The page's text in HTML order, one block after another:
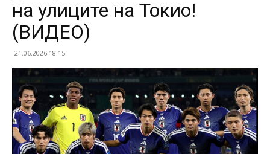
на улиците на Токио!
(ВИДЕО)
21.06.2026 18:15